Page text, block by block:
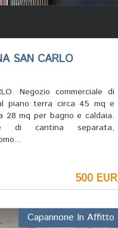
SAN CARLO
Negozio commerciale di
piano terra circa 45 mq e
28 mq per bagno e caldaia.
di cantina separata,
500 EUR
Capannone In Affitto